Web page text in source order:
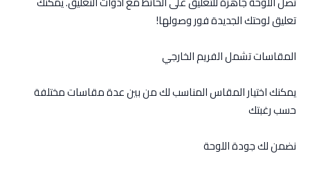
تعليق لوحتك الجديدة فور وصولها!
المقاسات تشمل الفريم الخارجي
يمكنك اختيار المقاس المناسب لك من بين عدة مقاسات مختلفة
حسب رغبتك
نضمن لك جودة اللوحة